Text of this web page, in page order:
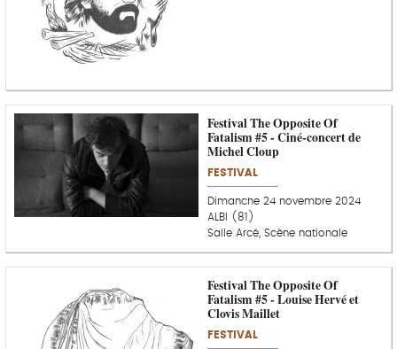
Festival The Opposite Of
Fatalism #5 - Ciné-concert de
Michel Cloup
FESTIVAL
Dimanche 24 novembre 2024
ALBI (81)
Salle Arcé, Scène nationale
Festival The Opposite Of
Fatalism #5 - Louise Hervé et
Clovis Maillet
FESTIVAL